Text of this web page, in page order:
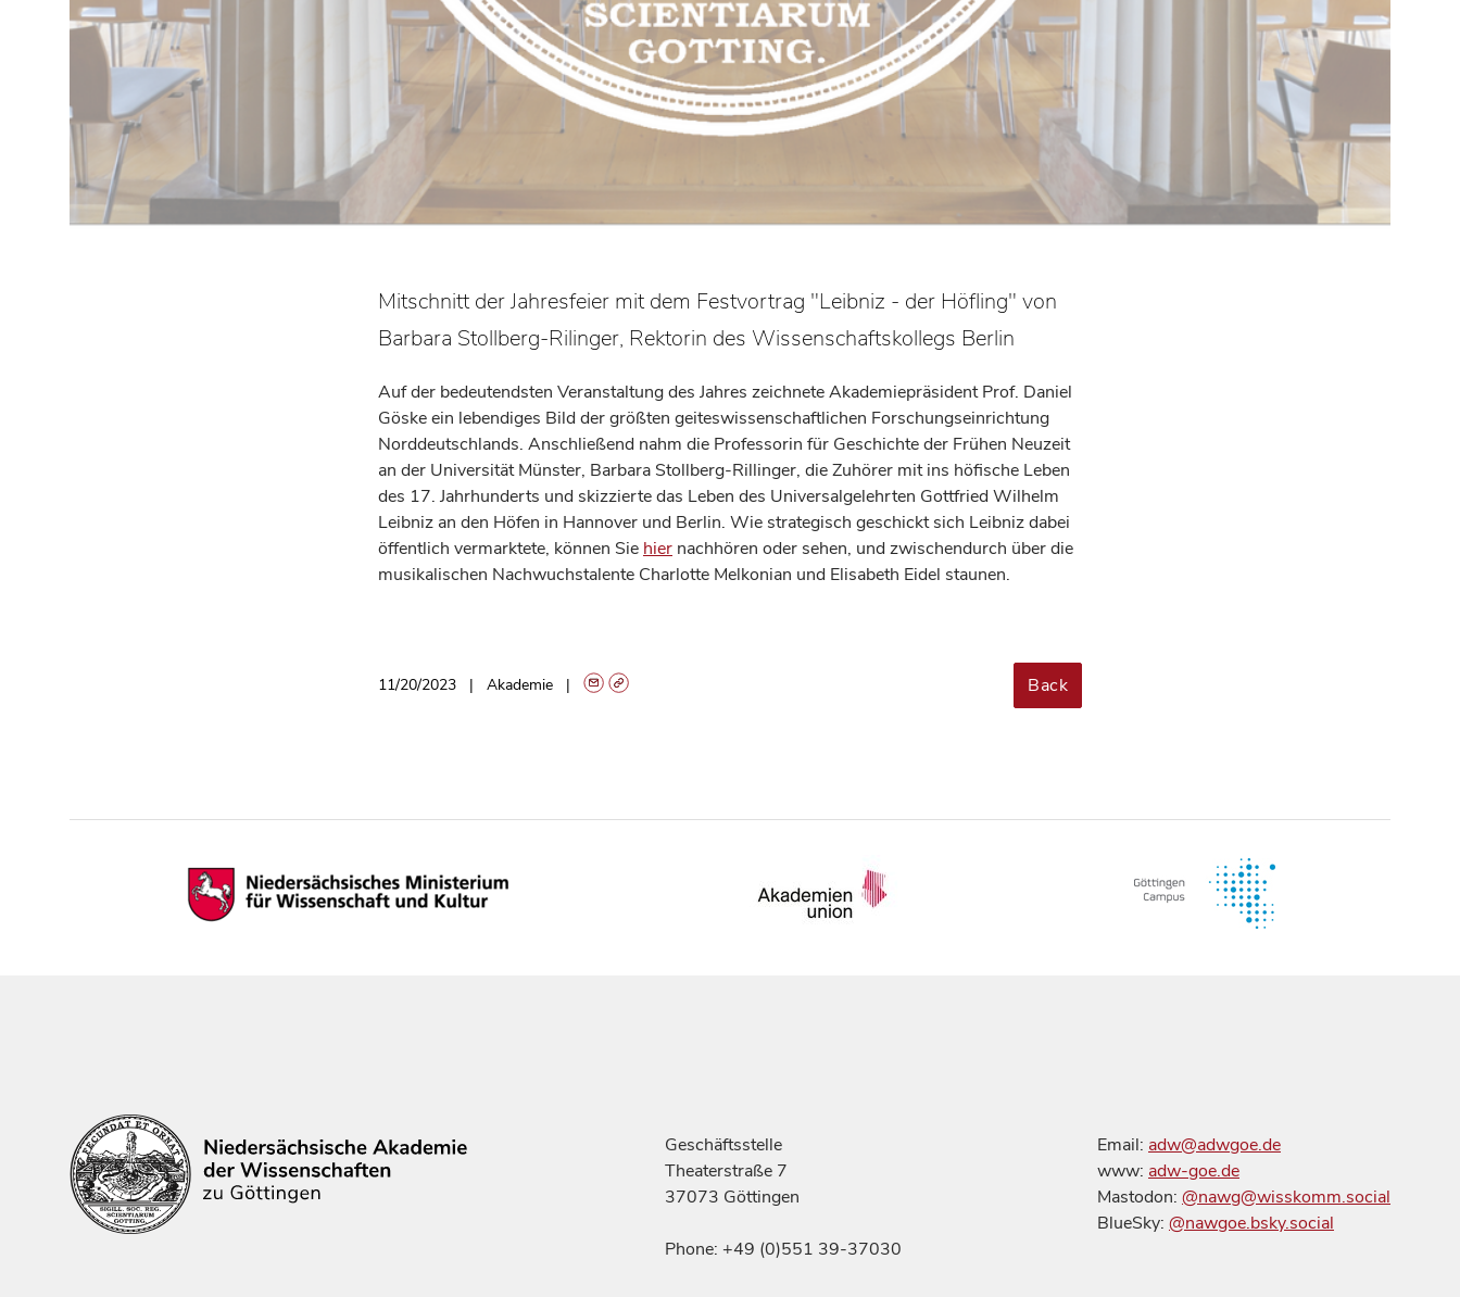
Mitschnitt der Jahresfeier mit dem Festvortrag "Leibniz - der Höfling" von
Barbara Stollberg-Rilinger, Rektorin des Wissenschaftskollegs Berlin
Auf der bedeutendsten Veranstaltung des Jahres zeichnete Akademiepräsident Prof. Daniel
Göske ein lebendiges Bild der größten geiteswissenschaftlichen Forschungseinrichtung
Norddeutschlands. Anschließend nahm die Professorin für Geschichte der Frühen Neuzeit
an der Universität Münster, Barbara Stollberg-Rillinger, die Zuhörer mit ins höfische Leben
des 17. Jahrhunderts und skizzierte das Leben des Universalgelehrten Gottfried Wilhelm
Leibniz an den Höfen in Hannover und Berlin. Wie strategisch geschickt sich Leibniz dabei
öffentlich vermarktete, können Sie hier nachhören oder sehen, und zwischendurch über die
musikalischen Nachwuchstalente Charlotte Melkonian und Elisabeth Eidel staunen.
11/20/2023 Akademie Back
Geschäftsstelle
Theaterstraße 7
37073 Göttingen
Phone: +49 (0)551 39-37030
Email: adw@adwgoe.de
www: adw-goe.de
Mastodon: @nawg@wisskomm.social
BlueSky: @nawgoe.bsky.social